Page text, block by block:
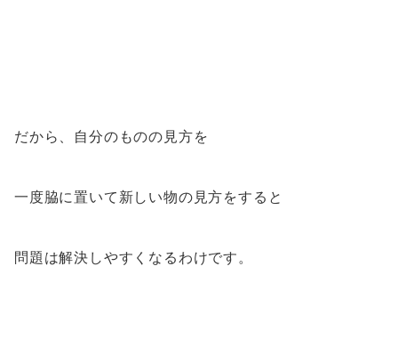
だから、自分のものの見方を
一度脇に置いて新しい物の見方をすると
問題は解決しやすくなるわけです。